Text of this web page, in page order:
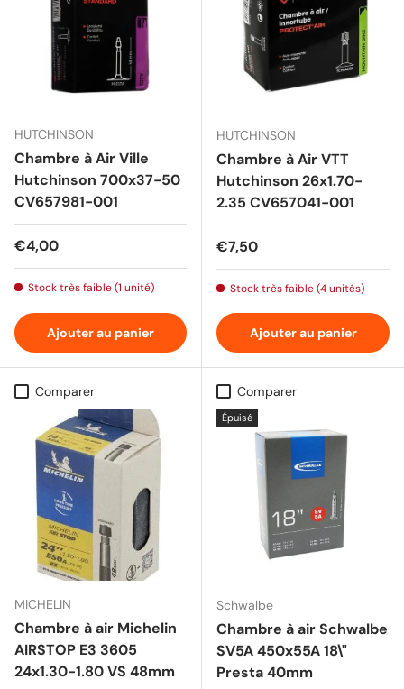
HUTCHINSON
Chambre à Air Ville
Hutchinson 700x37-50
CV657981-001
Prix habituel
€4,00
Stock très faible (1 unité)
Ajouter au panier
HUTCHINSON
Chambre à Air VTT
Hutchinson 26x1.70-
2.35 CV657041-001
Prix habituel
€7,50
Stock très faible (4 unités)
Ajouter au panier
Comparer
MICHELIN
Chambre à air Michelin
AIRSTOP E3 3605
24x1.30-1.80 VS 48mm
Comparer
Épuisé
Schwalbe
Chambre à air Schwalbe
SV5A 450x55A 18\"
Presta 40mm